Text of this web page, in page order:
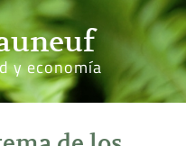
y economía